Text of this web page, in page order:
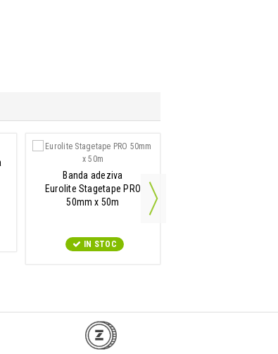
Banda adeziva
Eurolite Stagetape PRO
50mm x 50m
IN STOC